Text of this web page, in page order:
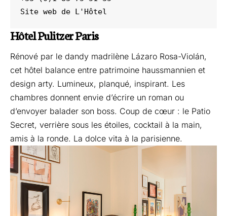
Site web de L'Hôtel
Hôtel Pulitzer Paris
Rénové par le dandy madrilène Lázaro Rosa-Violán,
cet hôtel balance entre patrimoine haussmannien et
design arty. Lumineux, planqué, inspirant. Les
chambres donnent envie d’écrire un roman ou
d’envoyer balader son boss. Coup de cœur : le Patio
Secret, verrière sous les étoiles, cocktail à la main,
amis à la ronde. La dolce vita à la parisienne.